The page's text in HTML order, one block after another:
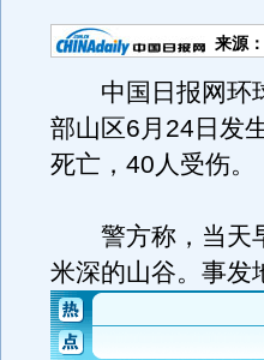
来源：
中国日报网环球
部山区6月24日发
死亡，40人受伤。
警方称，当天早
米深的山谷。事发